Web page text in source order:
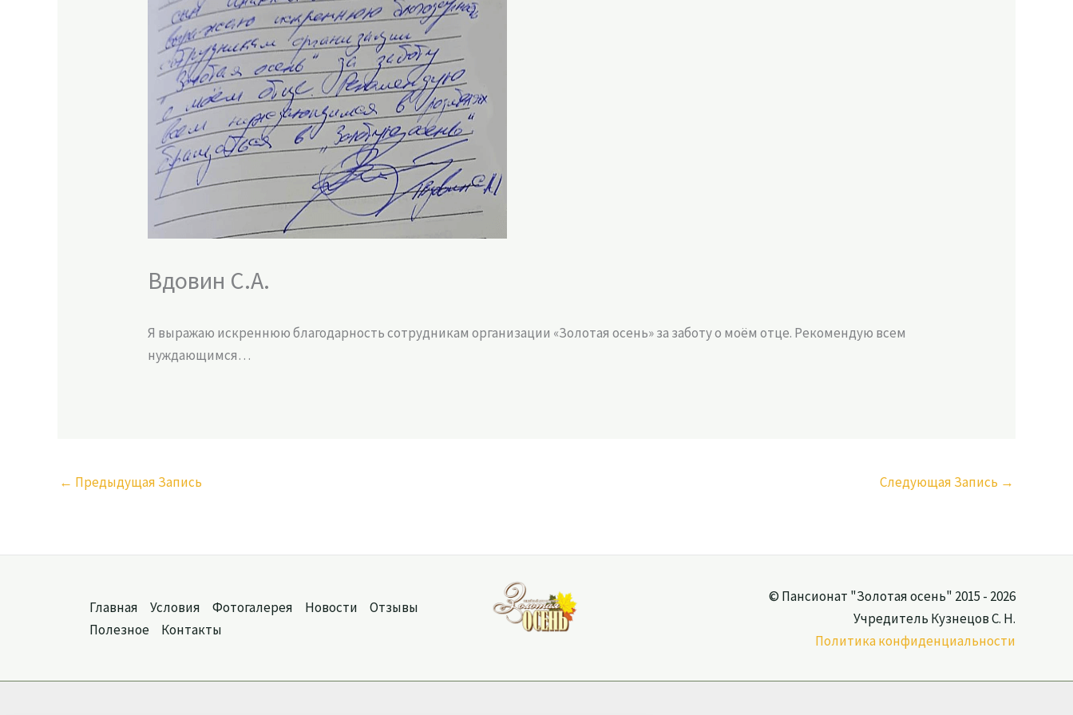
Вдовин С.А.
Я выражаю искреннюю благодарность сотрудникам организации «Золотая осень» за заботу о моём отце. Рекомендую всем
нуждающимся…
← Предыдущая Запись Следующая Запись →
Главная Условия Фотогалерея Новости
Отзывы
Полезное
Контакты
© Пансионат "Золотая осень" 2015 - 2026
Учредитель Кузнецов С. Н.
Политика конфиденциальности